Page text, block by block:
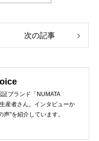
次の記事
ブランド「NUMATA
産者さん。インタビューか
声"を紹介しています。